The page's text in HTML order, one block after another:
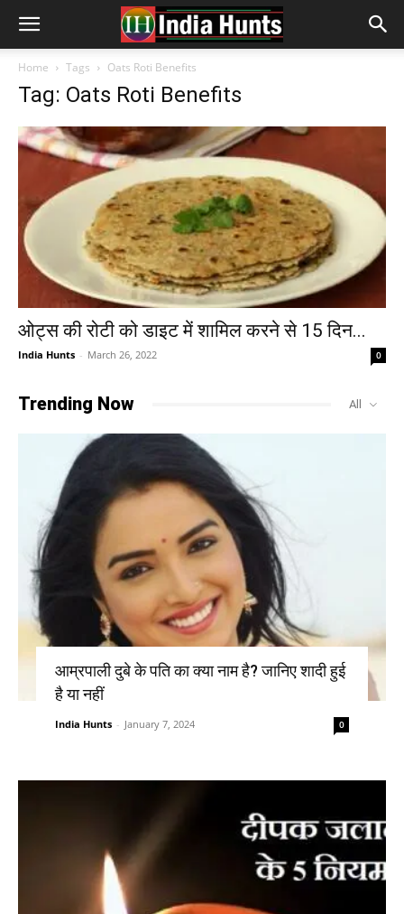
Home Tags Oats Roti Benefits
Tag: Oats Roti Benefits
ओट्स की रोटी को डाइट में शामिल करने से 15 दिन...
India Hunts - March 26, 2022 0
Trending Now All
आम्रपाली दुबे के पति का क्या नाम है? जानिए शादी हुई
है या नहीं
India Hunts - January 7, 2024 0